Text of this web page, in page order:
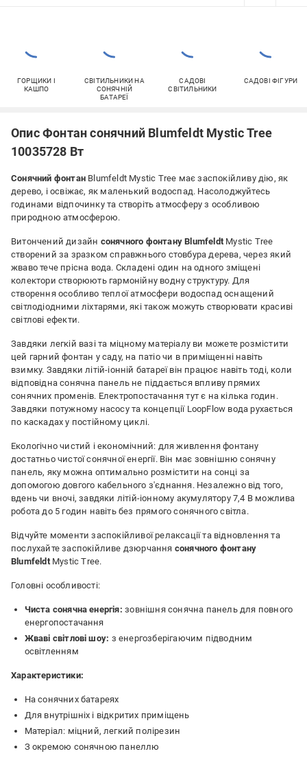
ГОРЩИКИ І
КАШПО
СВІТИЛЬНИКИ НА
СОНЯЧНІЙ
БАТАРЕЇ
САДОВІ
СВІТИЛЬНИКИ
САДОВІ ФІГУРИ
Опис Фонтан сонячний Blumfeldt Mystic Tree
10035728 Вт
Сонячний фонтан Blumfeldt Mystic Tree має заспокійливу дію, як
дерево, і освіжає, як маленький водоспад. Насолоджуйтесь
годинами відпочинку та створіть атмосферу з особливою
природною атмосферою.
Витончений дизайн сонячного фонтану BlumfeldtMystic Tree
створений за зразком справжнього стовбура дерева, через який
жваво тече прісна вода. Складені один на одного зміщені
колектори створюють гармонійну водну структуру. Для
створення особливо теплої атмосфери водоспад оснащений
світлодіодними ліхтарями, які також можуть створювати красиві
світлові ефекти.
Завдяки легкій вазі та міцному матеріалу ви можете розмістити
цей гарний фонтан у саду, на патіо чи в приміщенні навіть
взимку. Завдяки літій-іонній батареї він працює навіть тоді, коли
відповідна сонячна панель не піддається впливу прямих
сонячних променів. Електропостачання тут є на кілька годин.
Завдяки потужному насосу та концепції LoopFlow вода рухається
по каскадах у постійному циклі.
Екологічно чистий і економічний: для живлення фонтану
достатньо чистої сонячної енергії. Він має зовнішню сонячну
панель, яку можна оптимально розмістити на сонці за
допомогою довгого кабельного з'єднання. Незалежно від того,
вдень чи вночі, завдяки літій-іонному акумулятору 7,4 В можлива
робота до 5 годин навіть без прямого сонячного світла.
Відчуйте моменти заспокійливої релаксації та відновлення та
послухайте заспокійливе дзюрчання сонячного фонтану
BlumfeldtMystic Tree.
Головні особливості:
Чиста сонячна енергія: зовнішня сонячна панель для повного
енергопостачання
Жваві світлові шоу: з енергозберігаючим підводним
освітленням
Характеристики:
На сонячних батареях
Для внутрішніх і відкритих приміщень
Матеріал: міцний, легкий полірезин
З окремою сонячною панеллю